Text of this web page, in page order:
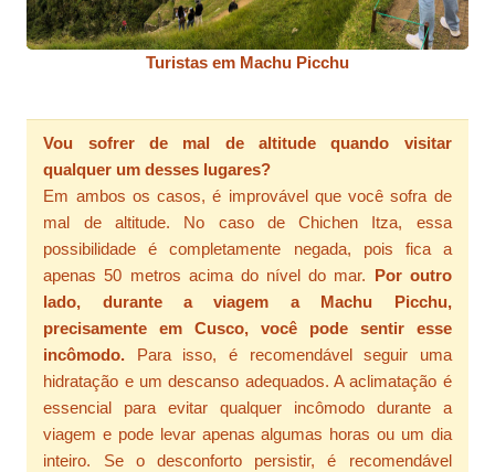
Turistas em Machu Picchu
Vou sofrer de mal de altitude quando visitar
qualquer um desses lugares?
Em ambos os casos, é improvável que você sofra de
mal de altitude. No caso de Chichen Itza, essa
possibilidade é completamente negada, pois fica a
apenas 50 metros acima do nível do mar. Por outro
lado, durante a viagem a Machu Picchu,
precisamente em Cusco, você pode sentir esse
incômodo. Para isso, é recomendável seguir uma
hidratação e um descanso adequados. A aclimatação é
essencial para evitar qualquer incômodo durante a
viagem e pode levar apenas algumas horas ou um dia
inteiro. Se o desconforto persistir, é recomendável